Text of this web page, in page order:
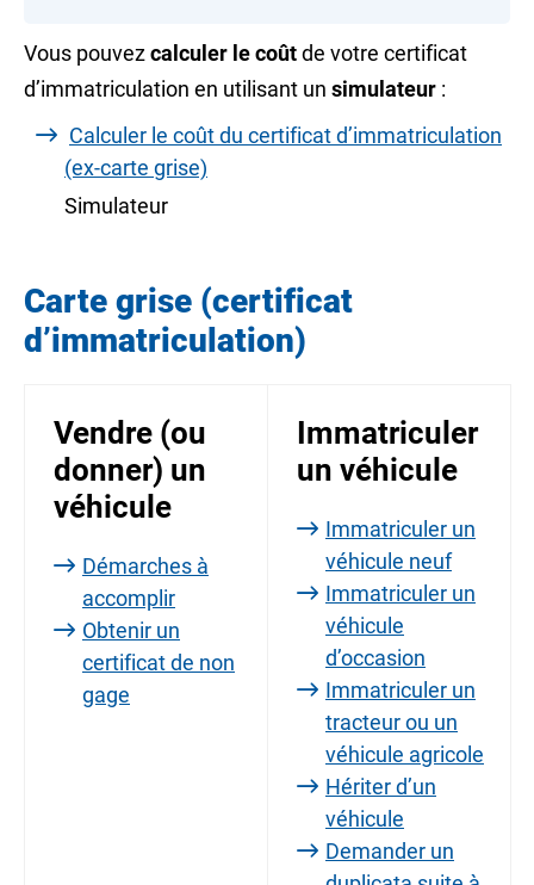
Vous pouvezcalculer le coûtde votre certificat
d’immatriculation en utilisant un simulateur :
Calculer le coût du certificat d’immatriculation
(ex-carte grise)
Simulateur
Carte grise (certificat
d’immatriculation)
Vendre (ou
donner) un
véhicule
Démarches à
accomplir
Obtenir un
certificat de non
gage
Immatriculer
un véhicule
Immatriculer un
véhicule neuf
Immatriculer un
véhicule
d’occasion
Immatriculer un
tracteur ou un
véhicule agricole
Hériter d’un
véhicule
Demander un